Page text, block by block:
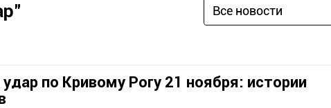
Все новости
по Кривому Рогу 21 ноября: истории